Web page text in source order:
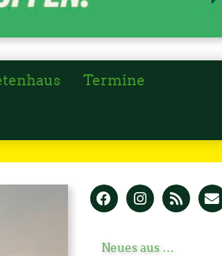
Termine
Neues aus …